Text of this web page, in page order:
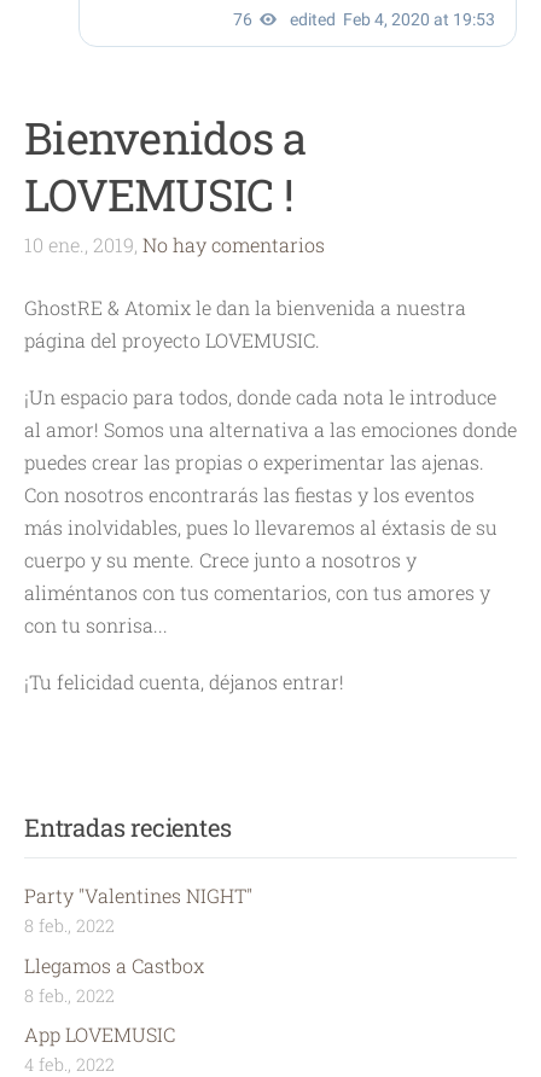
Entradas recientes
Party "Valentines NIGHT"
8 feb., 2022
Llegamos a Castbox
8 feb., 2022
App LOVEMUSIC
4 feb., 2022
Bienvenidos a
LOVEMUSIC !
10 ene., 2019, No hay comentarios
GhostRE & Atomix le dan la bienvenida a nuestra
página del proyecto LOVEMUSIC.
¡Un espacio para todos, donde cada nota le introduce
al amor! Somos una alternativa a las emociones donde
puedes crear las propias o experimentar las ajenas.
Con nosotros encontrarás las fiestas y los eventos
más inolvidables, pues lo llevaremos al éxtasis de su
cuerpo y su mente. Crece junto a nosotros y
aliméntanos con tus comentarios, con tus amores y
con tu sonrisa...
¡Tu felicidad cuenta, déjanos entrar!